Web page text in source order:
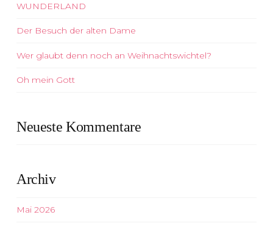
WUNDERLAND
Der Besuch der alten Dame
Wer glaubt denn noch an Weihnachtswichtel?
Oh mein Gott
Neueste Kommentare
Archiv
Mai 2026